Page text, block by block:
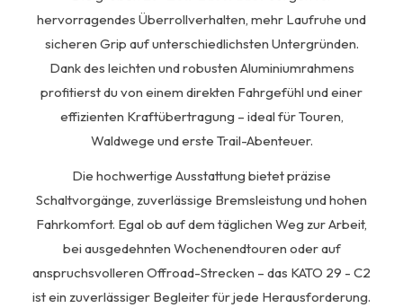
hervorragendes Überrollverhalten, mehr Laufruhe und
sicheren Grip auf unterschiedlichsten Untergründen.
Dank des leichten und robusten Aluminiumrahmens
profitierst du von einem direkten Fahrgefühl und einer
effizienten Kraftübertragung – ideal für Touren,
Waldwege und erste Trail-Abenteuer.
Die hochwertige Ausstattung bietet präzise
Schaltvorgänge, zuverlässige Bremsleistung und hohen
Fahrkomfort. Egal ob auf dem täglichen Weg zur Arbeit,
bei ausgedehnten Wochenendtouren oder auf
anspruchsvolleren Offroad-Strecken – das KATO 29 - C2
ist ein zuverlässiger Begleiter für jede Herausforderung.